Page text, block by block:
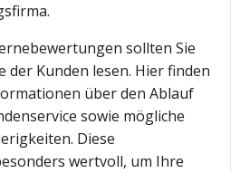
sollten Sie
der Kunden lesen. Hier finden
über den Ablauf
sowie mögliche
Diese
wertvoll, um Ihre